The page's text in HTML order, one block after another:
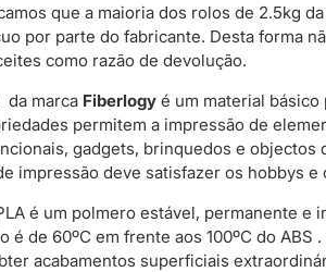
que a maioria dos rolos de 2.5kg
por parte do fabricante. Desta forma
como razão de devolução.
da marca Fiberlogy é um material
permitem a impressão de
gadgets, brinquedos e objectos
impressão deve satisfazer os hobbys
é um polmero estável, permanente e
é de 60ºC em frente aos 100ºC do ABS .
acabamentos superficiais